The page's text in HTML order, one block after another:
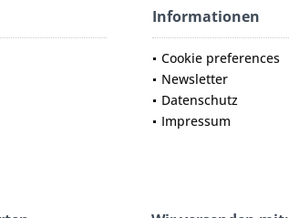
Informationen
Cookie preferences
Newsletter
Datenschutz
Impressum